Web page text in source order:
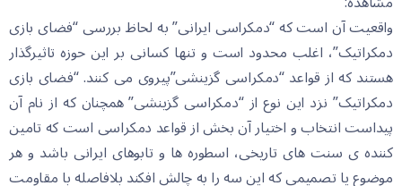
واقعیت آن است که “دمکراسی ایرانی” به لحاظ بررسی “فضای بازی
دمکراتیک”، اغلب محدود است و تنها کسانی بر این حوزه تاثیرگذار
هستند که از قواعد “دمکراسی گزینشی”پیروی می کنند. “فضای بازی
دمکراتیک” نزد این نوع از “دمکراسی گزینشی” همچنان که از نام آن
پیداست انتخاب و اختیار آن بخش از قواعد دمکراسی است که تامین
کننده ی سنت های تاریخی، اسطوره ها و تابوهای ایرانی باشد و هر
موضوع یا تصمیمی که این سه را به چالش افکند بلافاصله با مقاومت